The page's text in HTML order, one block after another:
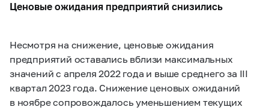
Ценовые ожидания предприятий снизились
Несмотря на снижение, ценовые ожидания
предприятий оставались вблизи максимальных
значений с апреля 2022 года и выше среднего за III
квартал 2023 года. Снижение ценовых ожиданий
в ноябре сопровождалось уменьшением текущих